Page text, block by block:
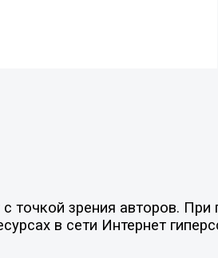
зрения авторов. При
в сети Интернет